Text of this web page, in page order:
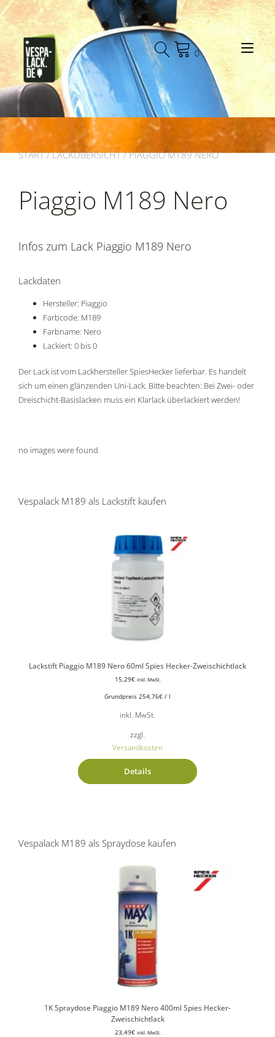
Zum
Inhalt
springen
0
START/LACKÜBERSICHT/ PIAGGIO M189 NERO
Piaggio M189 Nero
Infos zum Lack Piaggio M189 Nero
Lackdaten
Hersteller: Piaggio
Farbcode: M189
Farbname: Nero
Lackiert: 0 bis 0
Der Lack ist vom Lackhersteller SpiesHecker lieferbar. Es handelt
sich um einen glänzenden Uni-Lack. Bitte beachten: Bei Zwei- oder
Dreischicht-Basislacken muss ein Klarlack überlackiert werden!
no images were found
Vespalack M189 als Lackstift kaufen
Lackstift Piaggio M189 Nero 60ml Spies Hecker-Zweischichtlack
15,29€ inkl. MwSt.
Grundpreis 254,76€ / l
inkl. MwSt.
zzgl.
Versandkosten
Details
Vespalack M189 als Spraydose kaufen
1K Spraydose Piaggio M189 Nero 400ml Spies Hecker-
Zweischichtlack
23,49€ inkl. MwSt.